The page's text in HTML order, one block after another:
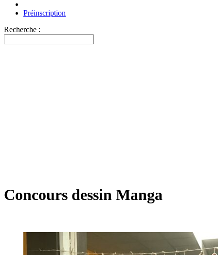
Préinscription
Recherche :
Concours dessin Manga